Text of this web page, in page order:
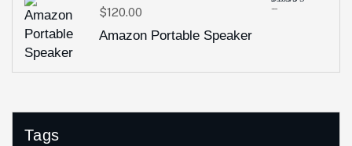
Amazon Portable Speaker
Bewertet
$120.00
Tags